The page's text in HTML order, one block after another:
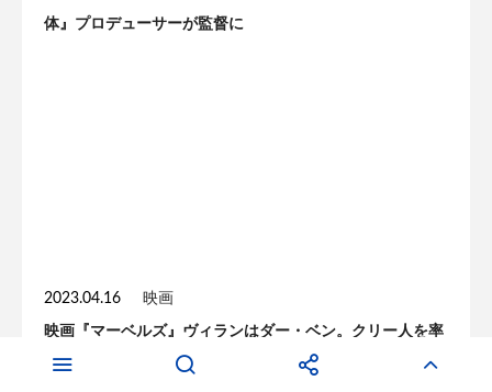
体』プロデューサーが監督に
2023.04.16 映画
映画『マーベルズ』ヴィランはダー・ベン。クリー人を率
いてバングルを操る 原作コミックの設定は？